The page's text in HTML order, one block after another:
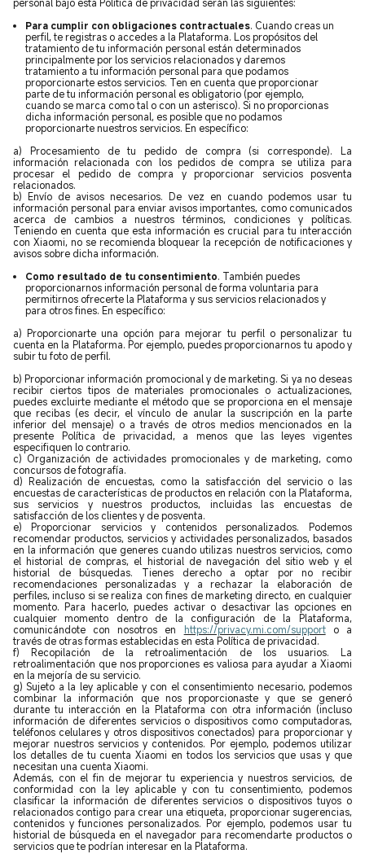
personal bajo esta Política de privacidad serán las siguientes:
Para cumplir con obligaciones contractuales. Cuando creas un
perfil, te registras o accedes a la Plataforma. Los propósitos del
tratamiento de tu información personal están determinados
principalmente por los servicios relacionados y daremos
tratamiento a tu información personal para que podamos
proporcionarte estos servicios. Ten en cuenta que proporcionar
parte de tu información personal es obligatorio (por ejemplo,
cuando se marca como tal o con un asterisco). Si no proporcionas
dicha información personal, es posible que no podamos
proporcionarte nuestros servicios. En específico:
a) Procesamiento de tu pedido de compra (si corresponde). La
información relacionada con los pedidos de compra se utiliza para
procesar el pedido de compra y proporcionar servicios posventa
relacionados.
b) Envío de avisos necesarios. De vez en cuando podemos usar tu
información personal para enviar avisos importantes, como comunicados
acerca de cambios a nuestros términos, condiciones y políticas.
Teniendo en cuenta que esta información es crucial para tu interacción
con Xiaomi, no se recomienda bloquear la recepción de notificaciones y
avisos sobre dicha información.
Como resultado de tu consentimiento. También puedes
proporcionarnos información personal de forma voluntaria para
permitirnos ofrecerte la Plataforma y sus servicios relacionados y
para otros fines. En específico:
a) Proporcionarte una opción para mejorar tu perfil o personalizar tu
cuenta en la Plataforma. Por ejemplo, puedes proporcionarnos tu apodo y
subir tu foto de perfil.
b) Proporcionar información promocional y de marketing. Si ya no deseas
recibir ciertos tipos de materiales promocionales o actualizaciones,
puedes excluirte mediante el método que se proporciona en el mensaje
que recibas (es decir, el vínculo de anular la suscripción en la parte
inferior del mensaje) o a través de otros medios mencionados en la
presente Política de privacidad, a menos que las leyes vigentes
especifiquen lo contrario.
c) Organización de actividades promocionales y de marketing, como
concursos de fotografía.
d) Realización de encuestas, como la satisfacción del servicio o las
encuestas de características de productos en relación con la Plataforma,
sus servicios y nuestros productos, incluidas las encuestas de
satisfacción de los clientes y de posventa.
e) Proporcionar servicios y contenidos personalizados. Podemos
recomendar productos, servicios y actividades personalizados, basados
en la información que generes cuando utilizas nuestros servicios, como
el historial de compras, el historial de navegación del sitio web y el
historial de búsquedas. Tienes derecho a optar por no recibir
recomendaciones personalizadas y a rechazar la elaboración de
perfiles, incluso si se realiza con fines de marketing directo, en cualquier
momento. Para hacerlo, puedes activar o desactivar las opciones en
cualquier momento dentro de la configuración de la Plataforma,
comunicándote con nosotros en https://privacy.mi.com/supporto a
través de otras formas establecidas en esta Política de privacidad.
f) Recopilación de la retroalimentación de los usuarios. La
retroalimentación que nos proporciones es valiosa para ayudar a Xiaomi
en la mejoría de su servicio.
g) Sujeto a la ley aplicable y con el consentimiento necesario, podemos
combinar la información que nos proporcionaste y que se generó
durante tu interacción en la Plataforma con otra información (incluso
información de diferentes servicios o dispositivos como computadoras,
teléfonos celulares y otros dispositivos conectados) para proporcionar y
mejorar nuestros servicios y contenidos. Por ejemplo, podemos utilizar
los detalles de tu cuenta Xiaomi en todos los servicios que usas y que
necesitan una cuenta Xiaomi.
Además, con el fin de mejorar tu experiencia y nuestros servicios, de
conformidad con la ley aplicable y con tu consentimiento, podemos
clasificar la información de diferentes servicios o dispositivos tuyos o
relacionados contigo para crear una etiqueta, proporcionar sugerencias,
contenidos y funciones personalizados. Por ejemplo, podemos usar tu
historial de búsqueda en el navegador para recomendarte productos o
servicios que te podrían interesar en la Plataforma.